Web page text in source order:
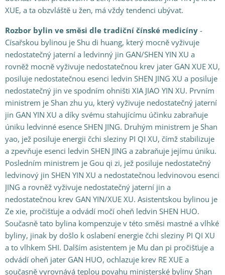
XUE, a ta obzvláště u žen, má vždy tendenci ubývat.
Rozbor bylin ve směsi dle tradiční čínské medicíny -
Císařskou bylinou je Shu di huang, který mocně vyživuje
nedostatečný jaterní a ledvinný jin GAN/SHEN YIN XU a
rovněž mocně vyživuje nedostatečnou krev jater GAN XUE XU,
posiluje nedostatečnou esenci ledvin SHEN JING XU a posiluje
nedostatečný jin ve spodním ohništi XIA JIAO YIN XU. Prvním
ministrem je Shan zhu yu, který vyživuje nedostatečný jaterní
jin GAN YIN XU a díky svému stahujícímu účinku zabraňuje
úniku ledvinné esence SHEN JING. Druhým ministrem je Shan
yao, jež posiluje energii čchi sleziny PI QI XU, čímž stabilizuje
a zpevňuje esenci ledvin SHEN JING a zabraňuje jejímu úniku.
Posledním ministrem je Gou qi zi, jež posiluje nedostatečný
ledvinový jin SHEN YIN XU a nedostatečnou ledvinovou esenci
JING a rovněž vyživuje nedostatečný jaterní jin a
nedostatečnou krev GAN YIN/XUE XU. Asistentskou bylinou je
Ze xie, pročišťuje a odvádí močí oheň ledvin SHEN HUO.
Současně tato bylina kompenzuje v této směsi mastné a vlhké
byliny, jinak by došlo k oslabení energie čchi sleziny PI QI XU
a to vlhkem SHI. Dalším asistentem je Mu dan pi pročišťuje a
odvádí oheň jater GAN HUO, ochlazuje krev RE XUE a
současně vyrovnává teplou povahu ministerské byliny Shan